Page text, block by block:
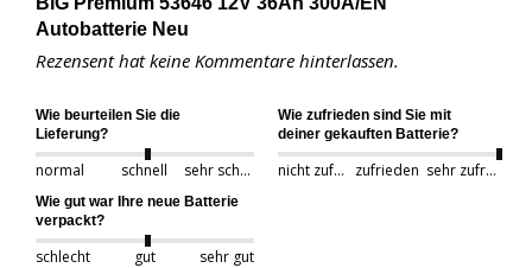
Autobatterie Neu
Rezensent hat keine Kommentare hinterlassen.
Wie beurteilen Sie die
Lieferung?
normal schnell sehr schnell
Wie zufrieden sind Sie mit
deiner gekauften Batterie?
nicht zufrieden zufrieden sehr zufrieden
Wie gut war Ihre neue Batterie
verpackt?
schlecht gut sehr gut